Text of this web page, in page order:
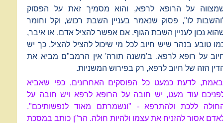
על הרופא לרפא, והוא מסמיך זאת על הפסוק
לו", פסוק שנאמר בעניין השבת רכוש, וקל וחומר
נכון לעניין השבת הגוף. אם אפשר להציל אדם, או איבר,
טובע בנהר שיש חיוב לכל מי שיכול להציל להציל, כך יש
על רופא לרפא. ב'משנה תורה' אין הרמב"ם מביא את
הזה של חיוב לרפא, רק בפירוש המשניות.
לדעת כמעט כל הפוסקים האחרונים, כפי שאביא
עוד מעט, יש חובה על הרופא לרפא ויש חובה על
ללכת ולהתרפא - "ונשמרתם מאוד לנפשותיכם".
אסור להזניח את עצמו ולהיות חולה. הר"ן כותב במסכת